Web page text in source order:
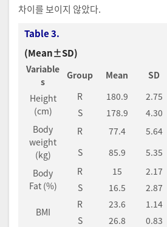
차이를 보이지 않았다.
Table 3.
(Mean±SD)
Variable
s
Group Mean SD
Height
(cm)
R 180.9 2.75
S 178.9
4.30
Body
weight
(kg)
R 77.4
5.64
S
85.9
5.35
Body
Fat (%)
R 15 2.17
S 16.5
2.87
BMI
R 23.6 1.14
S 26.8
0.83